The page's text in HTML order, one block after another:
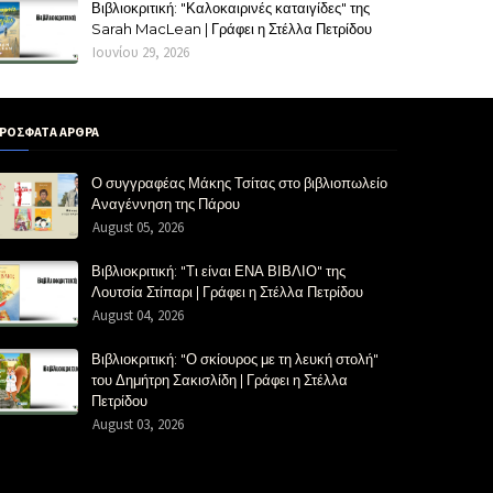
Βιβλιοκριτική: "Καλοκαιρινές καταιγίδες" της
Sarah MacLean | Γράφει η Στέλλα Πετρίδου
Ιουνίου 29, 2026
ΑΡΘΡΑ
Ο συγγραφέας Μάκης Τσίτας στο βιβλιοπωλείο
Αναγέννηση της Πάρου
August 05, 2026
Βιβλιοκριτική: "Τι είναι ΕΝΑ ΒΙΒΛΙΟ" της
Λουτσία Στίπαρι | Γράφει η Στέλλα Πετρίδου
August 04, 2026
Βιβλιοκριτική: "Ο σκίουρος με τη λευκή στολή"
του Δημήτρη Σακισλίδη | Γράφει η Στέλλα
Πετρίδου
August 03, 2026